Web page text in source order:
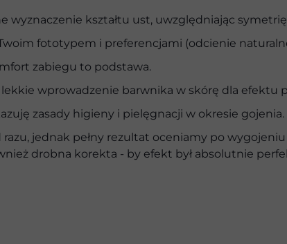
kształtu ust, uwzględniając
fototypem i preferencjami (odcienie
zabiegu to podstawa.
wprowadzenie barwnika w skórę dla efektu
zasady higieny i pielęgnacji w okresie gojenia.
jednak pełny rezultat oceniamy po
drobna korekta - by efekt był absolutnie